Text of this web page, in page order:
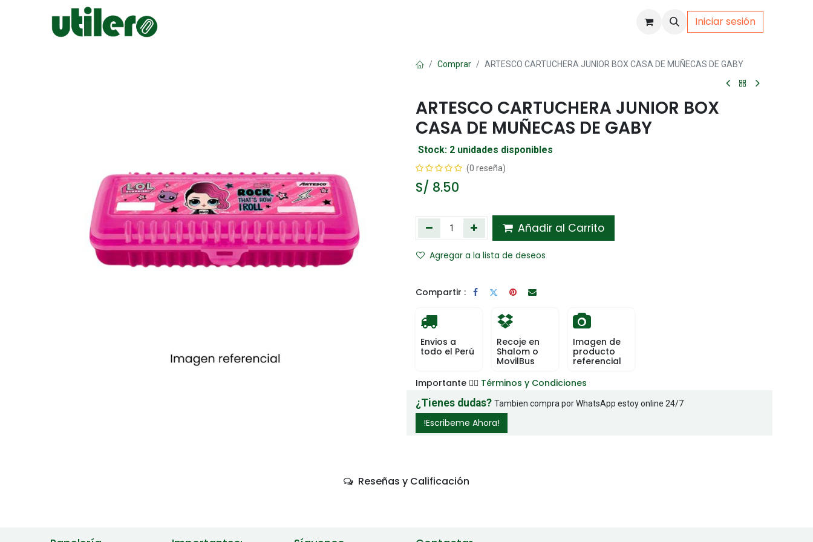
Iniciar sesión
Comprar ARTESCO CARTUCHERA JUNIOR BOX CASA DE MUÑECAS DE GABY
ARTESCO CARTUCHERA JUNIOR BOX
CASA DE MUÑECAS DE GABY
Stock: 2 unidades disponibles
(0 reseña)
S/ 8.50
Añadir al Carrito
Agregar a la lista de deseos
Compartir :
Envios a
todo el Perú
Recoje en
Shalom o
MovilBus
Imagen de
producto
referencial
Importante 👉🏻 Términos y Condiciones
¿Tienes dudas? Tambien compra por WhatsApp estoy online 24/7
!Escribeme Ahora!
Reseñas y Calificación